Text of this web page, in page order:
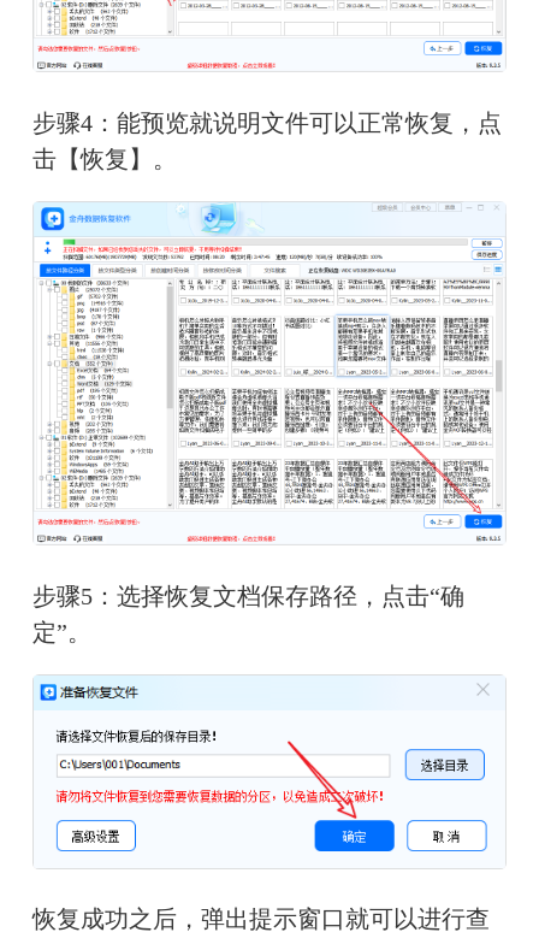
步骤4：能预览就说明文件可以正常恢复，点
击【恢复】。
步骤5： 选择恢复文档保存路径，点击“确
定”。
恢复成功之后，弹出提示窗口就可以进行查